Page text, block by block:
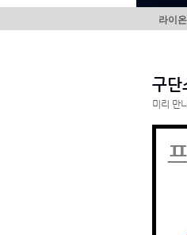
라이
구단
미리 만